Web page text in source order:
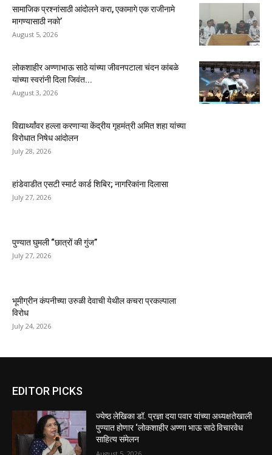
सामाजिक प्रश्नांसाठी आंदोलने करा, एकामागे एक राजीनामे
मागण्यासाठी नको’
August 5, 2026
लोकशाहीर अण्णाभाऊ साठे यांच्या जीवनपटाला चंदन कांबळे
यांच्या स्वरांनी दिला जिवंत...
August 3, 2026
विद्यार्थ्यांवर हल्ला करणाऱ्या केंद्रीय गृहमंत्री अमित शहा यांच्या
विरोधात निषेध आंदोलन
July 28, 2026
हांडेवाडीत एसटी स्मार्ट कार्ड शिबिर; नागरिकांना दिलासा
July 27, 2026
पुण्यात घुमली “छात्रों की गुंज”
July 27, 2026
भूमीग्रीन कंपनीच्या उरुळी देवाची येथील कचरा प्रकल्पाला
विरोध
July 24, 2026
EDITOR PICKS
ज्येष्ठ लेखिका डॉ. प्रज्ञा दया पवार यांच्या अध्यक्षतेखाली
पुण्यात होणार ‘लोकशाहीर अण्णा भाऊ साठे विचारवेध
साहित्य संमेलन